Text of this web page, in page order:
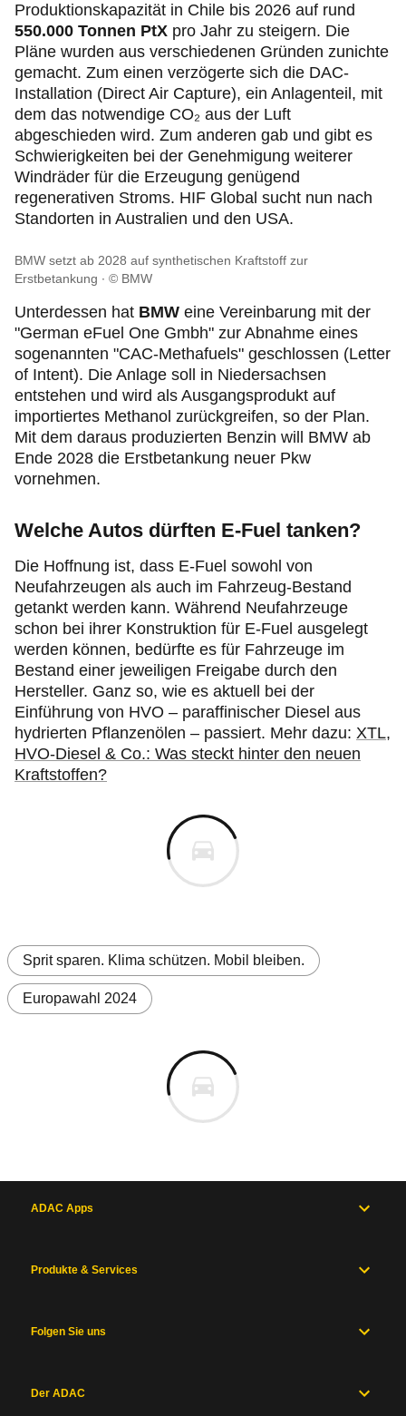
Produktionskapazität in Chile bis 2026 auf rund
550.000 Tonnen PtX pro Jahr zu steigern. Die
Pläne wurden aus verschiedenen Gründen zunichte
gemacht. Zum einen verzögerte sich die DAC-
Installation (Direct Air Capture), ein Anlagenteil, mit
dem das notwendige CO₂ aus der Luft
abgeschieden wird. Zum anderen gab und gibt es
Schwierigkeiten bei der Genehmigung weiterer
Windräder für die Erzeugung genügend
regenerativen Stroms. HIF Global sucht nun nach
Standorten in Australien und den USA.
BMW setzt ab 2028 auf synthetischen Kraftstoff zur
Erstbetankung
© BMW
Unterdessen hat BMW eine Vereinbarung mit der
"German eFuel One Gmbh" zur Abnahme eines
sogenannten "CAC-Methafuels" geschlossen (Letter
of Intent). Die Anlage soll in Niedersachsen
entstehen und wird als Ausgangsprodukt auf
importiertes Methanol zurückgreifen, so der Plan.
Mit dem daraus produzierten Benzin will BMW ab
Ende 2028 die Erstbetankung neuer Pkw
vornehmen.
Welche Autos dürften E-Fuel tanken?
Die Hoffnung ist, dass E-Fuel sowohl von
Neufahrzeugen als auch im Fahrzeug-Bestand
getankt werden kann. Während Neufahrzeuge
schon bei ihrer Konstruktion für E-Fuel ausgelegt
werden können, bedürfte es für Fahrzeuge im
Bestand einer jeweiligen Freigabe durch den
Hersteller. Ganz so, wie es aktuell bei der
Einführung von HVO – paraffinischer Diesel aus
hydrierten Pflanzenölen – passiert. Mehr dazu: XTL,
HVO-Diesel & Co.: Was steckt hinter den neuen
Kraftstoffen?
Sprit sparen. Klima schützen. Mobil bleiben.
Europawahl 2024
ADAC Apps
Produkte & Services
Folgen Sie uns
Der ADAC